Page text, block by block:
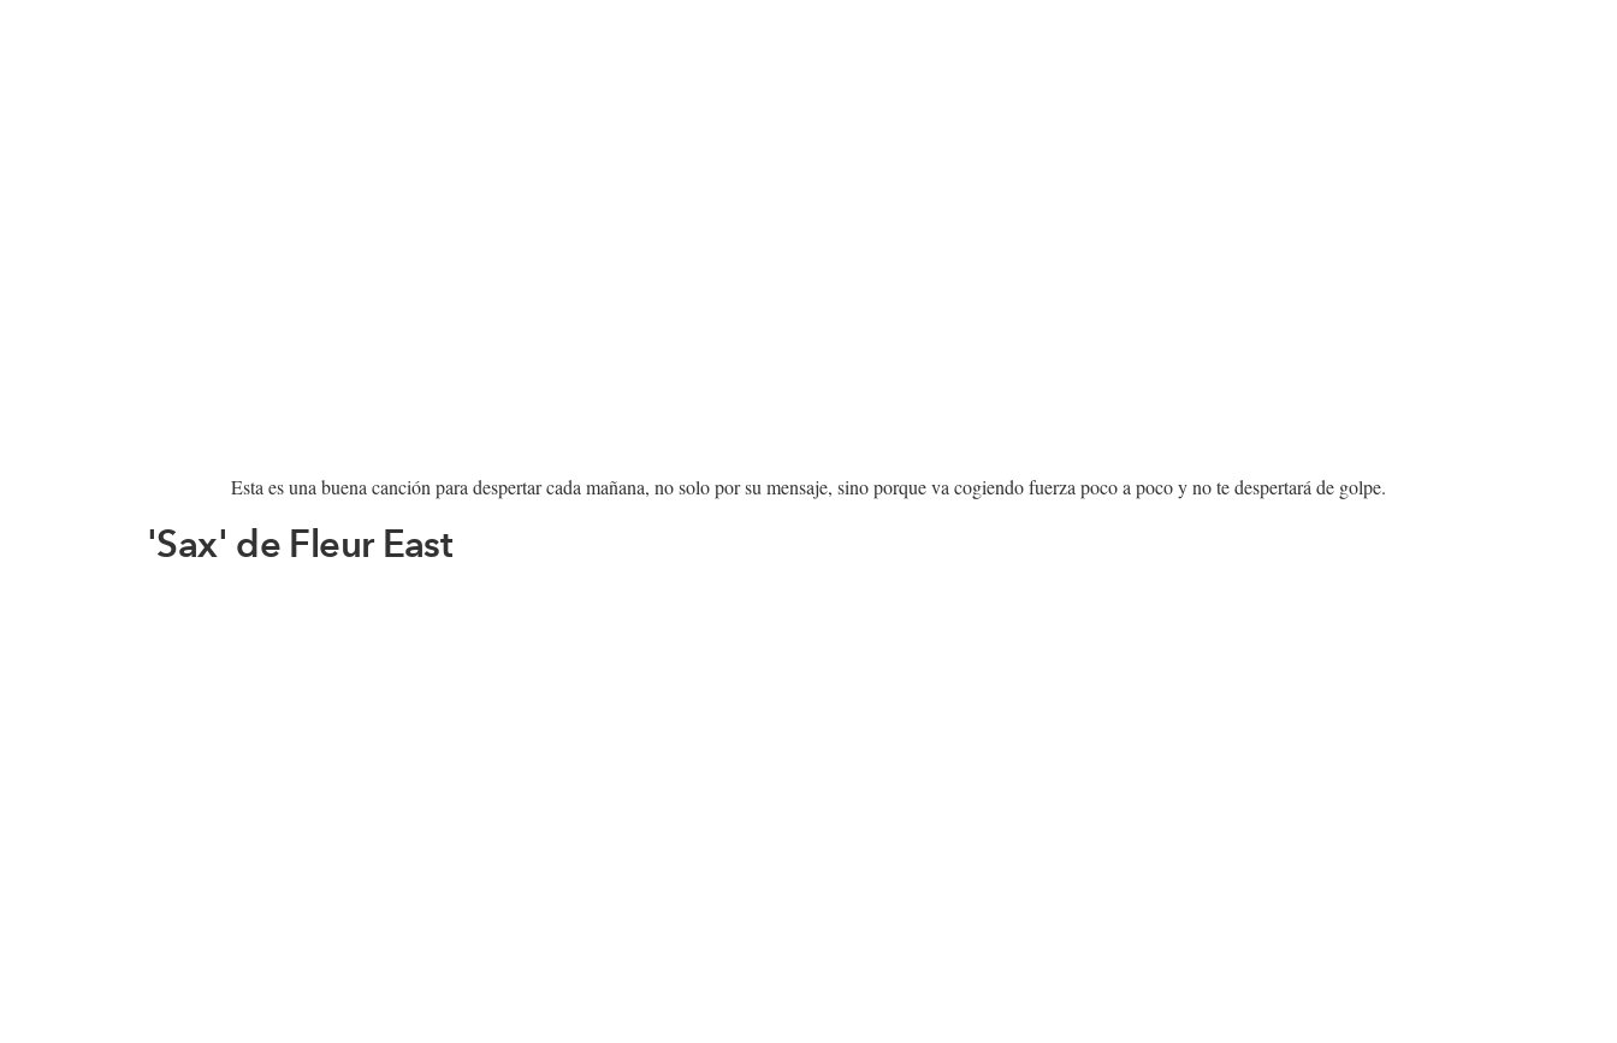
Esta es una buena canción para despertar cada mañana, no solo por su mensaje, sino porque va cogiendo fuerza poco a poco y no te despertará de golpe.
'Sax' de Fleur East